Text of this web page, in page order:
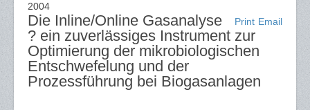
2004
Email
Print
Die Inline/Online Gasanalyse
? ein zuverlässiges Instrument zur
Optimierung der mikrobiologischen
Entschwefelung und der
Prozessführung bei Biogasanlagen